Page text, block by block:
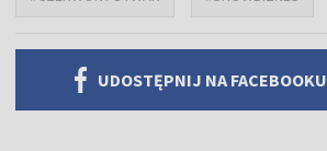
UDOSTĘPNIJ NA FACEBOOKU